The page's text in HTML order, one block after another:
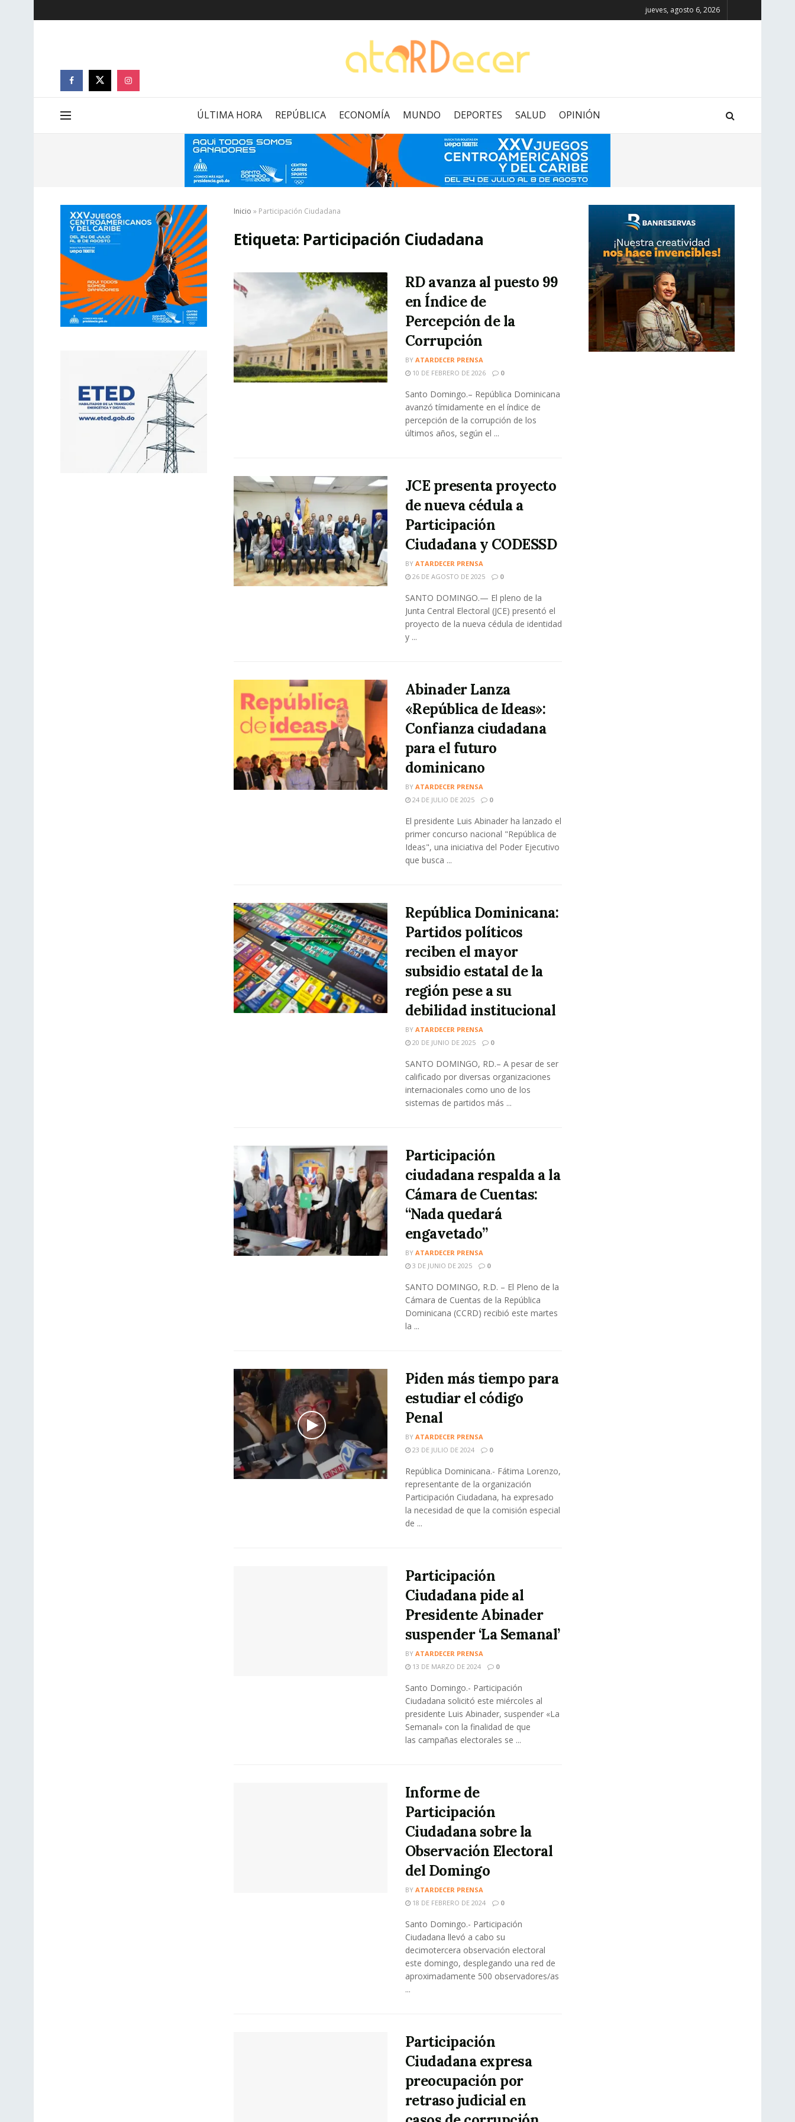
jueves, agosto 6, 2026
ÚLTIMA HORA REPÚBLICA ECONOMÍA MUNDO DEPORTES SALUD OPINIÓN
Inicio » Participación Ciudadana
Etiqueta: Participación Ciudadana
RD avanza al puesto 99
en Índice de
Percepción de la
Corrupción
BY ATARDECER PRENSA
10 DE FEBRERO DE 2026
0
Santo Domingo.– República Dominicana
avanzó tímidamente en el índice de
percepción de la corrupción de los
últimos años, según el ...
JCE presenta proyecto
de nueva cédula a
Participación
Ciudadana y CODESSD
BY ATARDECER PRENSA
26 DE AGOSTO DE 2025
0
SANTO DOMINGO.— El pleno de la
Junta Central Electoral (JCE) presentó el
proyecto de la nueva cédula de identidad
y ...
Abinader Lanza
«República de Ideas»:
Confianza ciudadana
para el futuro
dominicano
BY ATARDECER PRENSA
24 DE JULIO DE 2025
0
El presidente Luis Abinader ha lanzado el
primer concurso nacional "República de
Ideas", una iniciativa del Poder Ejecutivo
que busca ...
República Dominicana:
Partidos políticos
reciben el mayor
subsidio estatal de la
región pese a su
debilidad institucional
BY ATARDECER PRENSA
20 DE JUNIO DE 2025
0
SANTO DOMINGO, RD.– A pesar de ser
calificado por diversas organizaciones
internacionales como uno de los
sistemas de partidos más ...
Participación
ciudadana respalda a la
Cámara de Cuentas:
“Nada quedará
engavetado”
BY ATARDECER PRENSA
3 DE JUNIO DE 2025
0
SANTO DOMINGO, R.D. – El Pleno de la
Cámara de Cuentas de la República
Dominicana (CCRD) recibió este martes
la ...
Piden más tiempo para
estudiar el código
Penal
BY ATARDECER PRENSA
23 DE JULIO DE 2024
0
República Dominicana.- Fátima Lorenzo,
representante de la organización
Participación Ciudadana, ha expresado
la necesidad de que la comisión especial
de ...
Participación
Ciudadana pide al
Presidente Abinader
suspender ‘La Semanal’
BY ATARDECER PRENSA
13 DE MARZO DE 2024
0
Santo Domingo.- Participación
Ciudadana solicitó este miércoles al
presidente Luis Abinader, suspender «La
Semanal» con la finalidad de que
las campañas electorales se ...
Informe de
Participación
Ciudadana sobre la
Observación Electoral
del Domingo
BY ATARDECER PRENSA
18 DE FEBRERO DE 2024
0
Santo Domingo.- Participación
Ciudadana llevó a cabo su
decimotercera observación electoral
este domingo, desplegando una red de
aproximadamente 500 observadores/as
...
Participación
Ciudadana expresa
preocupación por
retraso judicial en